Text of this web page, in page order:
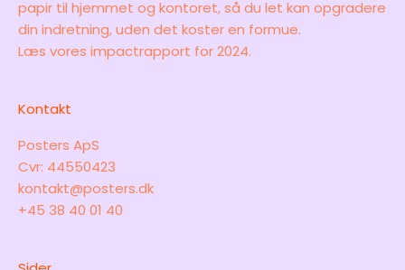
papir til hjemmet og kontoret, så du let kan opgradere
din indretning, uden det koster en formue.
Læs vores impactrapport for 2024.
Kontakt
Posters ApS
Cvr: 44550423
kontakt@posters.dk
+45 38 40 01 40